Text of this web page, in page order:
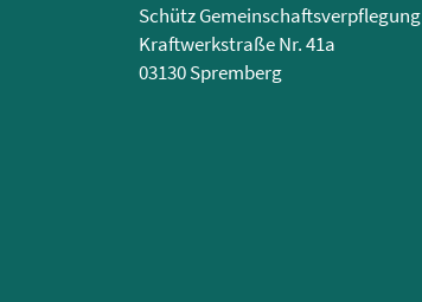
Schütz Gemeinschaftsverpflegung
Kraftwerkstraße Nr. 41a
03130 Spremberg